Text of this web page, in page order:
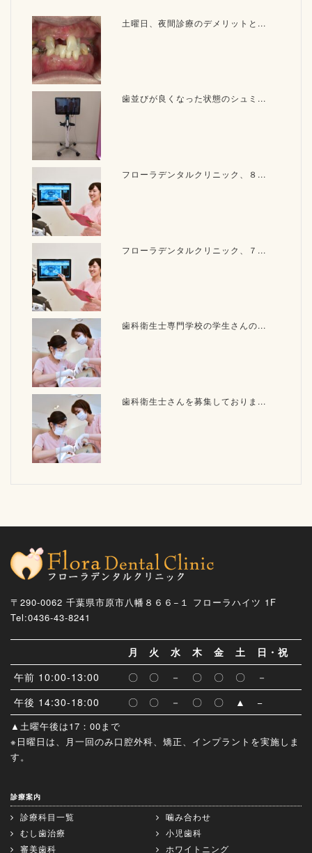
土曜日、夜間診療のデメリットと...
歯並びが良くなった状態のシュミ...
フローラデンタルクリニック、８...
フローラデンタルクリニック、７...
歯科衛生士専門学校の学生さんの...
歯科衛生士さんを募集しておりま...
〒290-0062 千葉県市原市八幡８６６−１ フローラハイツ 1F
Tel:0436-43-8241
月 火 水 木 金 土
日・祝
午前 10:00-13:00
〇 〇 － 〇 〇 〇
－
午後 14:30-18:00
〇 〇 － 〇 〇 ▲ −
▲土曜午後は17：00まで
※日曜日は、月一回のみ口腔外科、矯正、インプラントを実施しま
す。
診療案内
診療科目一覧
噛み合わせ
むし歯治療
小児歯科
審美歯科
ホワイトニング